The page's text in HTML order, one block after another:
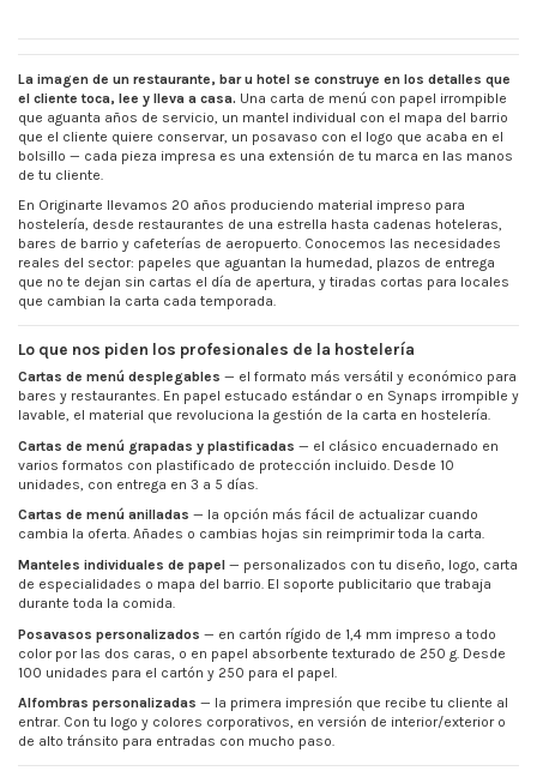
La imagen de un restaurante, bar u hotel se construye en los detalles que
el cliente toca, lee y lleva a casa. Una carta de menú con papel irrompible
que aguanta años de servicio, un mantel individual con el mapa del barrio
que el cliente quiere conservar, un posavaso con el logo que acaba en el
bolsillo — cada pieza impresa es una extensión de tu marca en las manos
de tu cliente.
En Originarte llevamos 20 años produciendo material impreso para
hostelería, desde restaurantes de una estrella hasta cadenas hoteleras,
bares de barrio y cafeterías de aeropuerto. Conocemos las necesidades
reales del sector: papeles que aguantan la humedad, plazos de entrega
que no te dejan sin cartas el día de apertura, y tiradas cortas para locales
que cambian la carta cada temporada.
Lo que nos piden los profesionales de la hostelería
Cartas de menú desplegables — el formato más versátil y económico para
bares y restaurantes. En papel estucado estándar o en Synaps irrompible y
lavable, el material que revoluciona la gestión de la carta en hostelería.
Cartas de menú grapadas y plastificadas — el clásico encuadernado en
varios formatos con plastificado de protección incluido. Desde 10
unidades, con entrega en 3 a 5 días.
Cartas de menú anilladas — la opción más fácil de actualizar cuando
cambia la oferta. Añades o cambias hojas sin reimprimir toda la carta.
Manteles individuales de papel — personalizados con tu diseño, logo, carta
de especialidades o mapa del barrio. El soporte publicitario que trabaja
durante toda la comida.
Posavasos personalizados — en cartón rígido de 1,4 mm impreso a todo
color por las dos caras, o en papel absorbente texturado de 250 g. Desde
100 unidades para el cartón y 250 para el papel.
Alfombras personalizadas — la primera impresión que recibe tu cliente al
entrar. Con tu logo y colores corporativos, en versión de interior/exterior o
de alto tránsito para entradas con mucho paso.